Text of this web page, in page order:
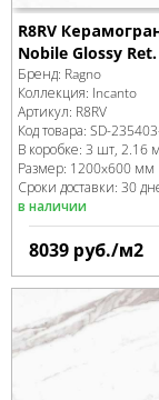
R8RV
Nobile Glossy
Бренд: Ragno
Коллекция: Incanto
Артикул: R8RV
Код товара: SD-235403
В коробке: 3 шт, 2.16 м
Размер: 1200x600 мм
Сроки доставки: 30
в наличии
8039 руб./м2